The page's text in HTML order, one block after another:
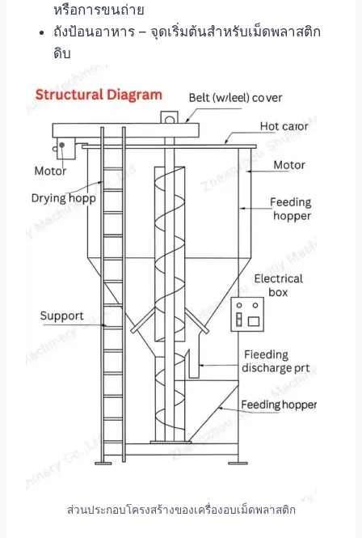
หรือการขนถ่าย
ถังป้อนอาหาร – จุดเริ่มต้นสำหรับเม็ดพลาสติก
ดิบ
ส่วนประกอบโครงสร้างของเครื่องอบเม็ดพลาสติก